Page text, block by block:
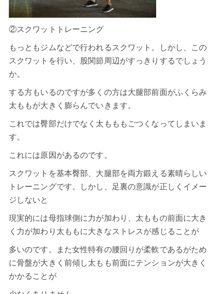
②スクワットトレーニング
もっともジムなどで行われるスクワット。しかし、この
スクワットを行い、股関節周辺がすっきりするでしょう
か。
する方もいるのですが多くの方は大腿部前面がふくらみ
太ももが大きく膨らんでいきます。
これでは臀部だけでなく太もももごつくなってしまいま
す。
これには原因があるのです。
スクワットを基本臀部、大腿部を両方鍛える素晴らしい
トレーニングです。しかし、足裏の意識が正しくイメー
ジしないと
現実的には母指球側に力が加わり、太ももの前面に大き
く力が加わり太ももに大きなストレスが感じることが
多いのです。また女性特有の腰回りが柔軟であるがため
に骨盤が大きく前傾し太もも前面にテンションが大きく
かかることが